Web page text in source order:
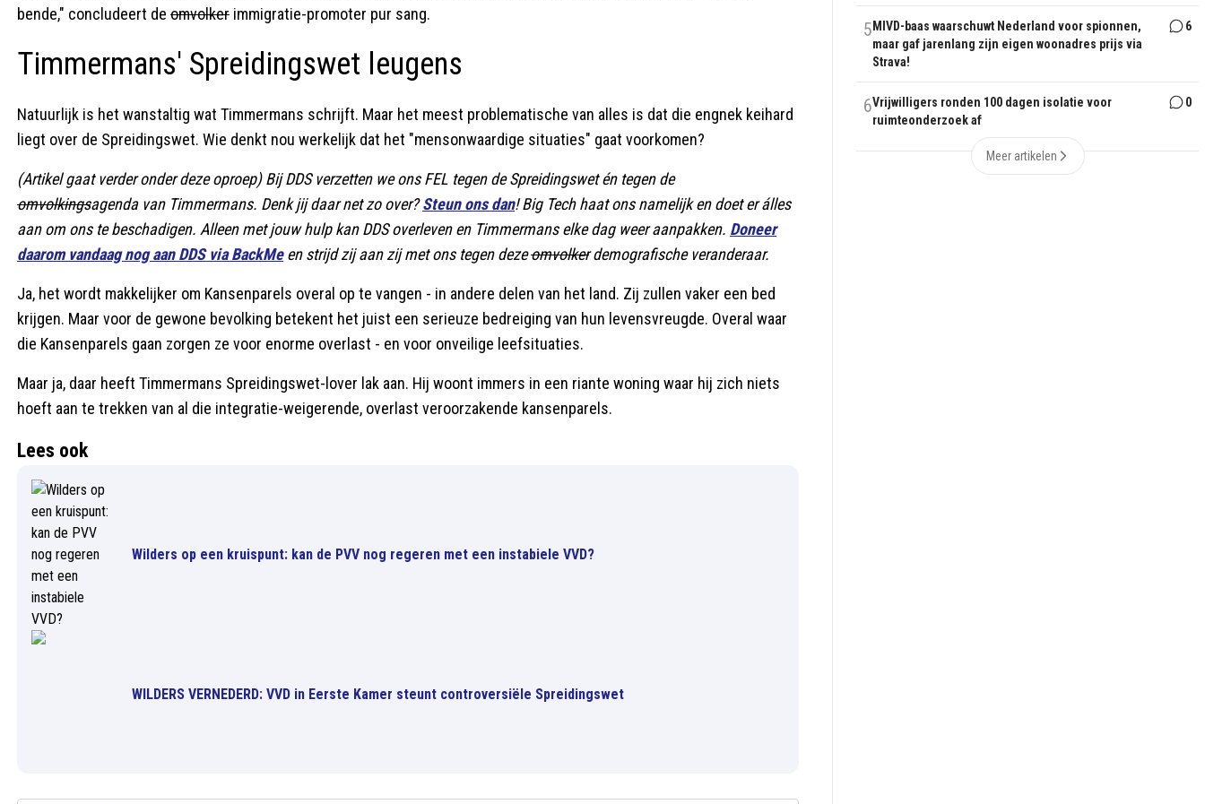
bende," concludeert de omvolker immigratie-promoter pur sang.
Timmermans' Spreidingswet leugens
Natuurlijk is het wanstaltig wat Timmermans schrijft. Maar het meest problematische van alles is dat die engnek keihard
liegt over de Spreidingswet. Wie denkt nou werkelijk dat het "mensonwaardige situaties" gaat voorkomen?
(Artikel gaat verder onder deze oproep) Bij DDS verzetten we ons FEL tegen de Spreidingswet én tegen de
omvolkingsagenda van Timmermans. Denk jij daar net zo over?Steun ons dan! Big Tech haat ons namelijk en doet er álles
aan om ons te beschadigen. Alleen met jouw hulp kan DDS overleven en Timmermans elke dag weer aanpakken. Doneer
daarom vandaag nog aan DDS via BackMe en strijd zij aan zij met ons tegen dezeomvolkerdemografische veranderaar.
Ja, het wordt makkelijker om Kansenparels overal op te vangen - in andere delen van het land. Zij zullen vaker een bed
krijgen. Maar voor de gewone bevolking betekent het juist een serieuze bedreiging van hun levensvreugde. Overal waar
die Kansenparels gaan zorgen ze voor enorme overlast - en voor onveilige leefsituaties.
Maar ja, daar heeft Timmermans Spreidingswet-lover lak aan. Hij woont immers in een riante woning waar hij zich niets
hoeft aan te trekken van al die integratie-weigerende, overlast veroorzakende kansenparels.
Lees ook
Wilders op een kruispunt: kan de PVV nog regeren met een instabiele VVD?
WILDERS VERNEDERD: VVD in Eerste Kamer steunt controversiële Spreidingswet
5 MIVD-baas waarschuwt Nederland voor spionnen,
maar gaf jarenlang zijn eigen woonadres prijs via
Strava!
6
6Vrijwilligers ronden 100 dagen isolatie voor
ruimteonderzoek af
0
Meer artikelen